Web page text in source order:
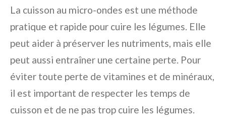
La cuisson au micro-ondes est une méthode
pratique et rapide pour cuire les légumes. Elle
peut aider à préserver les nutriments, mais elle
peut aussi entraîner une certaine perte. Pour
éviter toute perte de vitamines et de minéraux,
il est important de respecter les temps de
cuisson et de ne pas trop cuire les légumes.